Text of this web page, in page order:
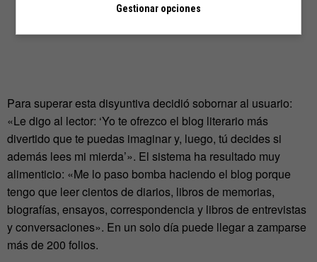
Para superar esta disyuntiva decidió sobornar al usuario:
«Le digo al lector: ‘Yo te ofrezco el blog literario más
divertido que te puedas imaginar y, luego, tú decides si
además lees mi mierda’». El sistema ha resultado muy
alimenticio: «Me lo paso bomba haciendo el blog porque
tengo que leer cientos de diarios, libros de memorias,
biografías, ensayos, correspondencia y libros de entrevistas
y conversaciones». En un solo día puede llegar a zamparse
más de 200 folios.
Gestionar opciones